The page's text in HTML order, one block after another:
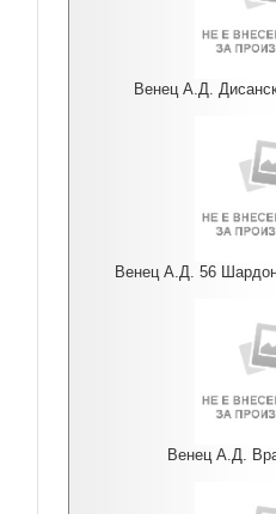
Венец А.Д.
Венец А.Д. 56
Венец А.Д.